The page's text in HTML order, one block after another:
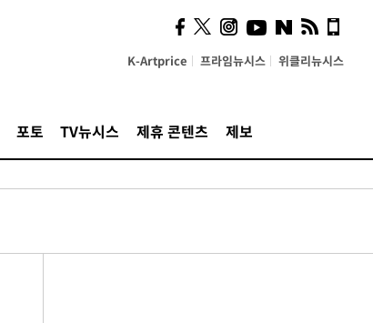
K-Artprice 프라임뉴시스 위클리뉴시스
포토 TV뉴시스 제휴 콘텐츠 제보
시, 스마트폰 액세서리에
NFC 더했다